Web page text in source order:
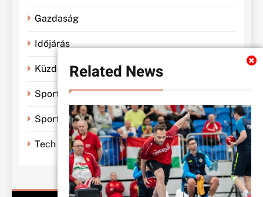
Related News
Gazdaság
Időjárás
Küzdősportok
Sportbánya
Sporthírek
Tech